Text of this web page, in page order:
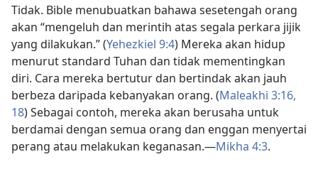
Tidak. Bible menubuatkan bahawa sesetengah orang
akan “mengeluh dan merintih atas segala perkara jijik
yang dilakukan.” (Yehezkiel 9:4) Mereka akan hidup
menurut standard Tuhan dan tidak mementingkan
diri. Cara mereka bertutur dan bertindak akan jauh
berbeza daripada kebanyakan orang. (Maleakhi 3:16,
18) Sebagai contoh, mereka akan berusaha untuk
berdamai dengan semua orang dan enggan menyertai
perang atau melakukan keganasan.—Mikha 4:3.